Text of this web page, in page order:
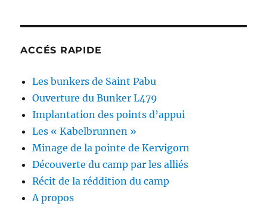
ACCÉS RAPIDE
Les bunkers de Saint Pabu
Ouverture du Bunker L479
Implantation des points d’appui
Les « Kabelbrunnen »
Minage de la pointe de Kervigorn
Découverte du camp par les alliés
Récit de la réddition du camp
A propos